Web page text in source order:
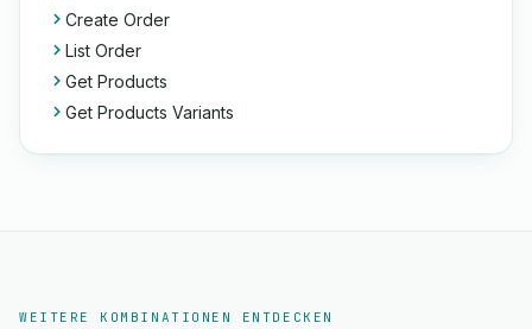
Create Order
List Order
Get Products
Get Products Variants
WEITERE KOMBINATIONEN ENTDECKEN